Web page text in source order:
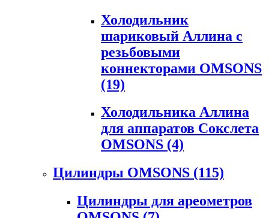
Холодильник
шариковый Аллина с
резьбовыми
коннекторами OMSONS
(19)
Холодильника Аллина
для аппаратов Сокслета
OMSONS (4)
Цилиндры OMSONS (115)
Цилиндры для ареометров